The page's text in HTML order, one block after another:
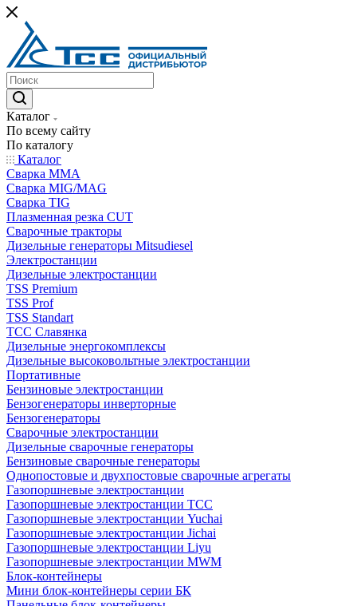
Каталог
По всему сайту
По каталогу
Каталог
Сварка MMA
Сварка MIG/MAG
Сварка TIG
Плазменная резка CUT
Сварочные тракторы
Дизельные генераторы Mitsudiesel
Электростанции
Дизельные электростанции
TSS Premium
TSS Prof
TSS Standart
ТСС Славянка
Дизельные энергокомплексы
Дизельные высоковольтные электростанции
Портативные
Бензиновые электростанции
Бензогенераторы инверторные
Бензогенераторы
Сварочные электростанции
Дизельные сварочные генераторы
Бензиновые сварочные генераторы
Однопостовые и двухпостовые сварочные агрегаты
Газопоршневые электростанции
Газопоршневые электростанции ТСС
Газопоршневые электростанции Yuchai
Газопоршневые электростанции Jichai
Газопоршневые электростанции Liyu
Газопоршневые электростанции MWM
Блок-контейнеры
Мини блок-контейнеры серии БК